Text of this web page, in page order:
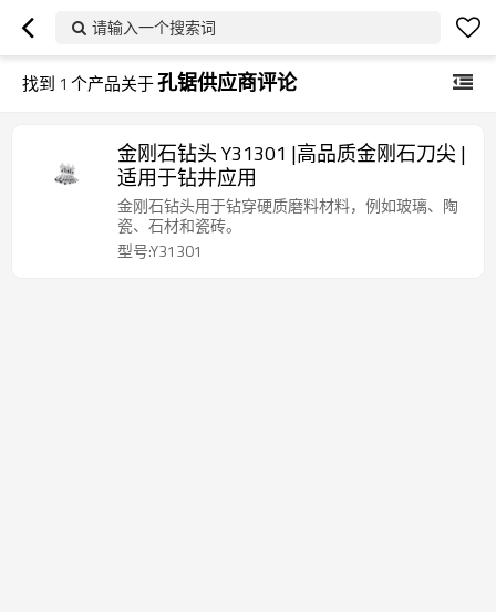
请输入一个搜索词
找到 1 个产品关于孔锯供应商评论
金刚石钻头 Y31301 |高品质金刚石刀尖 |
适用于钻井应用
金刚石钻头用于钻穿硬质磨料材料，例如玻璃、陶
瓷、石材和瓷砖。
型号:Y31301